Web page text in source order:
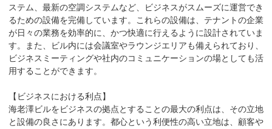
ステム、最新の空調システムなど、ビジネスがスムーズに運営でき
るための設備を完備しています。これらの設備は、テナントの企業
が日々の業務を効率的に、かつ快適に行えるように設計されていま
す。また、ビル内には会議室やラウンジエリアも備えられており、
ビジネスミーティングや社内のコミュニケーションの場としても活
用することができます。
【ビジネスにおける利点】
海老澤ビルをビジネスの拠点とすることの最大の利点は、その立地
と設備の良さにあります。都心という利便性の高い立地は、顧客や